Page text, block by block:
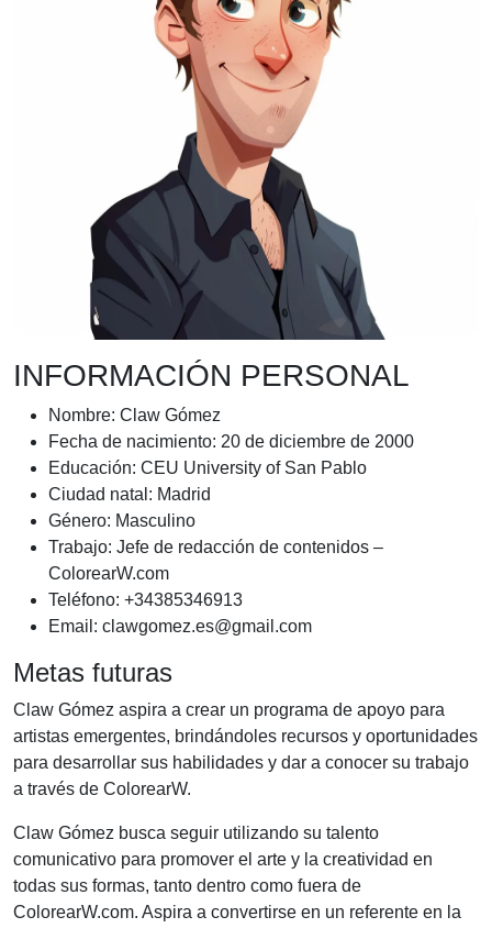
INFORMACIÓN PERSONAL
Nombre: Claw Gómez
Fecha de nacimiento: 20 de diciembre de 2000
Educación: CEU University of San Pablo
Ciudad natal: Madrid
Género: Masculino
Trabajo: Jefe de redacción de contenidos –
ColorearW.com
Teléfono: +34385346913
Email: clawgomez.es@gmail.com
Metas futuras
Claw Gómez aspira a crear un programa de apoyo para
artistas emergentes, brindándoles recursos y oportunidades
para desarrollar sus habilidades y dar a conocer su trabajo
a través de ColorearW.
Claw Gómez busca seguir utilizando su talento
comunicativo para promover el arte y la creatividad en
todas sus formas, tanto dentro como fuera de
ColorearW.com. Aspira a convertirse en un referente en la